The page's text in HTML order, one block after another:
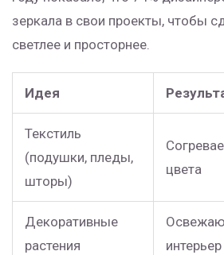
зеркала в свои проекты, чтобы
светлее и просторнее.
Идея
Текстиль
(подушки, пледы,
шторы)
цвета
Декоративные
растения